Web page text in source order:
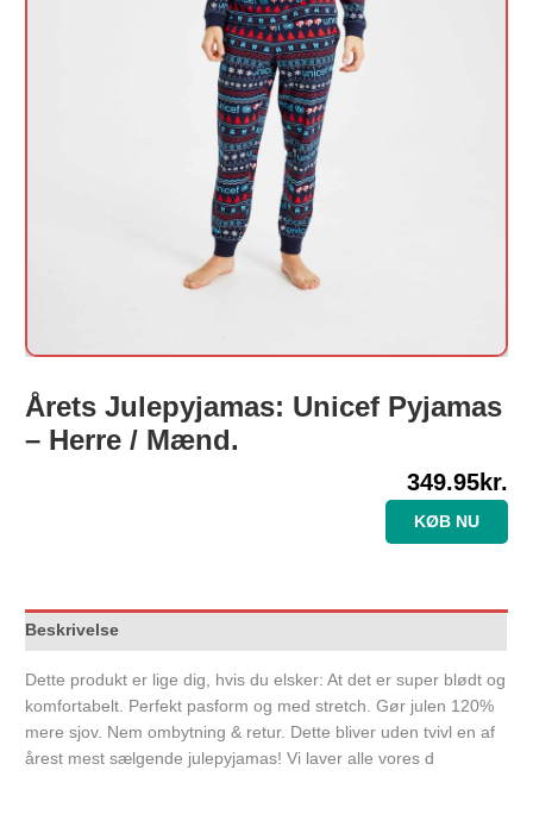
Årets Julepyjamas: Unicef Pyjamas
– Herre / Mænd.
349.95kr.
KØB NU
Beskrivelse
Dette produkt er lige dig, hvis du elsker: At det er super blødt og
komfortabelt. Perfekt pasform og med stretch. Gør julen 120%
mere sjov. Nem ombytning & retur. Dette bliver uden tvivl en af
årest mest sælgende julepyjamas! Vi laver alle vores d